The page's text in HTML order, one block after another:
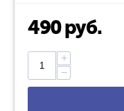
490руб.
+
−